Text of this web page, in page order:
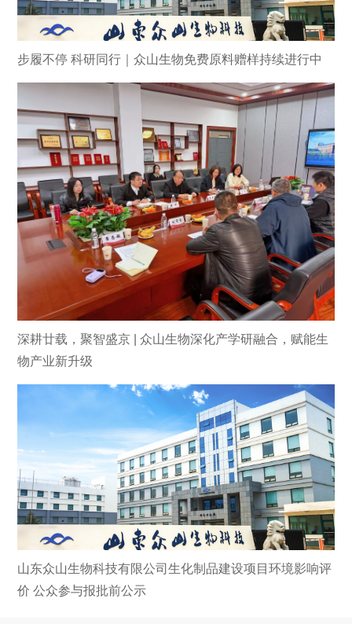
步履不停 科研同行｜众山生物免费原料赠样持续进行中
深耕廿载，聚智盛京 | 众山生物深化产学研融合，赋能生
物产业新升级
山东众山生物科技有限公司生化制品建设项目环境影响评
价 公众参与报批前公示